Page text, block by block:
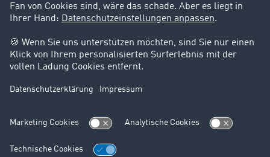
Kontakt
Rechtliches
Impressum
AGB